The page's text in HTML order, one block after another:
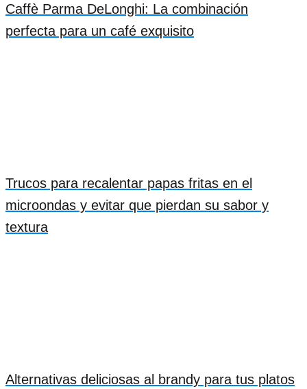
Caffè Parma DeLonghi: La combinación
perfecta para un café exquisito
Trucos para recalentar papas fritas en el
microondas y evitar que pierdan su sabor y
textura
Alternativas deliciosas al brandy para tus platos